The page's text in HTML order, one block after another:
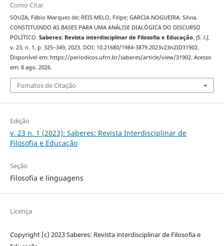
Como Citar
SOUZA, Fábio Marques de; REIS MELO, Filipe; GARCIA NOGUEIRA, Silvia.
CONSTITUINDO AS BASES PARA UMA ANÁLISE DIALÓGICA DO DISCURSO
POLÍTICO. Saberes: Revista interdisciplinar de Filosofia e Educação, [S. l.],
v. 23, n. 1, p. 325–349, 2023. DOI: 10.21680/1984-3879.2023v23n2ID31902.
Disponível em: https://periodicos.ufrn.br/saberes/article/view/31902. Acesso
em: 8 ago. 2026.
Fomatos de Citação
Edição
v. 23 n. 1 (2023): Saberes: Revista Interdisciplinar de
Filosofia e Educação
Seção
Filosofia e linguagens
Licença
Copyright (c) 2023 Saberes: Revista interdisciplinar de Filosofia e